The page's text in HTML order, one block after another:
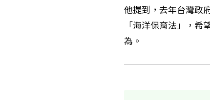
他提到，去年台灣政
「海洋保育法」，
為。